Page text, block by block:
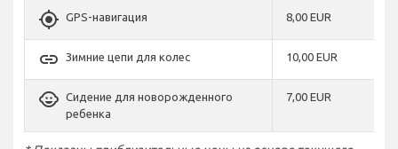
gps_fixed GPS-навигация 8,00 EUR
link Зимние цепи для колес 10,00 EUR
child_care Сидение для новорожденного
ребенка
7,00 EUR